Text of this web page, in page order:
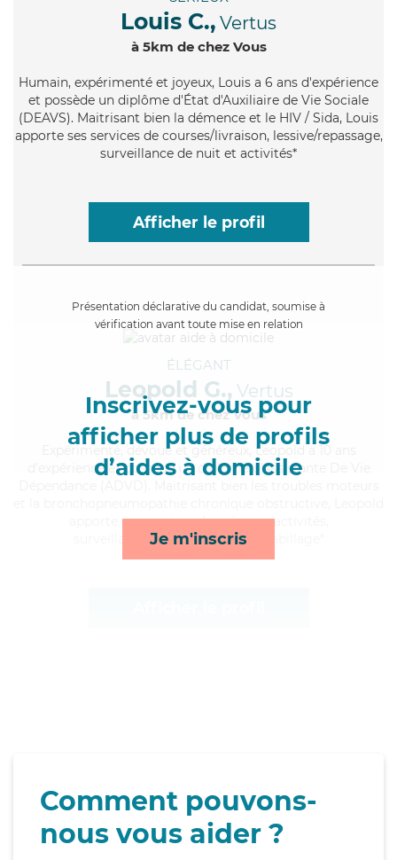
Louis C., Vertus
à 5km de chez Vous
Humain, expérimenté et joyeux, Louis a 6 ans d'expérience
et possède un diplôme d'État d'Auxiliaire de Vie Sociale
(DEAVS). Maitrisant bien la démence et le HIV / Sida, Louis
apporte ses services de courses/livraison, lessive/repassage,
surveillance de nuit et activités*
Afficher le profil
Présentation déclarative du candidat, soumise à
vérification avant toute mise en relation
Inscrivez-vous pour
afficher plus de profils
d’aides à domicile
Je m'inscris
ÉLÉGANT
Leopold G., Vertus
à 5km de chez Vous
, dévoué et généreux, Leopold a 10 ans
d'expérience et possède un diplôme d'Assistante De Vie
apporte ses services de ménage, activités,
surveillance de nuit et toilette/habillage*
Comment pouvons-
nous vous aider ?